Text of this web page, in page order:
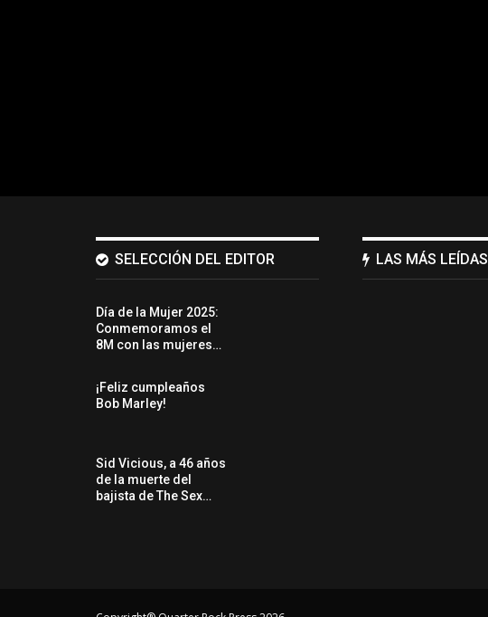
SELECCIÓN DEL EDITOR
Día de la Mujer 2025:
Conmemoramos el
8M con las mujeres…
¡Feliz cumpleaños
Bob Marley!
Sid Vicious, a 46 años
de la muerte del
bajista de The Sex…
LAS MÁS LEÍDAS